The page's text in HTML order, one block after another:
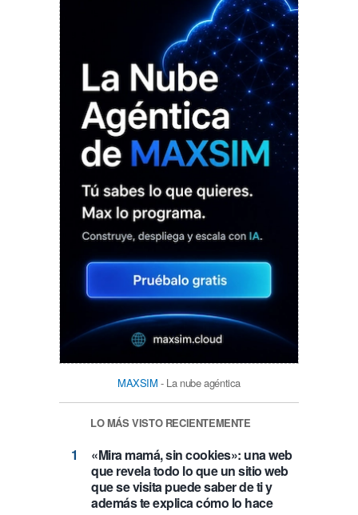
MAXSIM - La nube agéntica
LO MÁS VISTO RECIENTEMENTE
«Mira mamá, sin cookies»: una web
que revela todo lo que un sitio web
que se visita puede saber de ti y
además te explica cómo lo hace